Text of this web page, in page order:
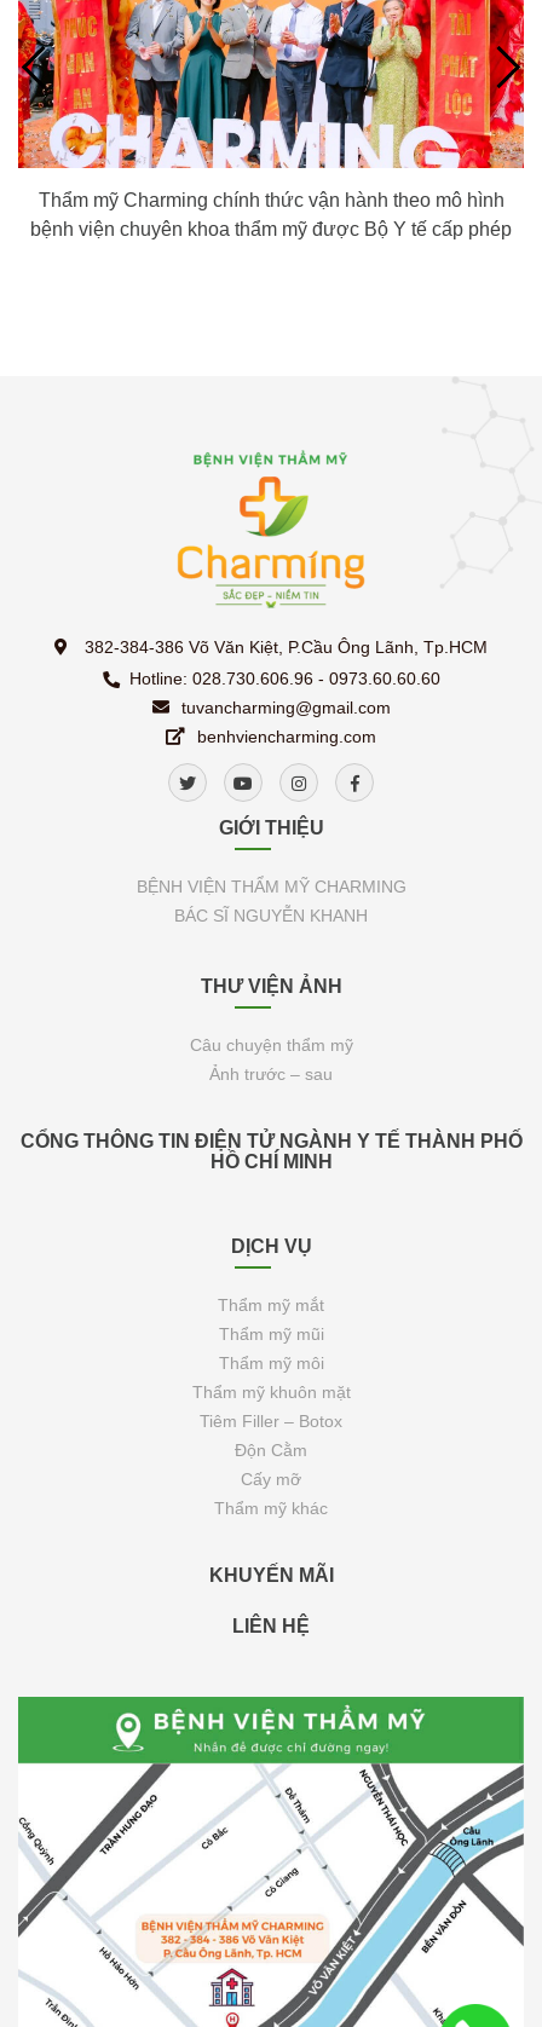
Thẩm mỹ Charming chính thức vận hành theo mô hình
bệnh viện chuyên khoa thẩm mỹ được Bộ Y tế cấp phép
382-384-386 Võ Văn Kiệt, P.Cầu Ông Lãnh, Tp.HCM
Hotline: 028.730.606.96 - 0973.60.60.60
tuvancharming@gmail.com
benhviencharming.com
GIỚI THIỆU
BỆNH VIỆN THẨM MỸ CHARMING
BÁC SĨ NGUYỄN KHANH
THƯ VIỆN ẢNH
Câu chuyện thẩm mỹ
Ảnh trước – sau
CỔNG THÔNG TIN ĐIỆN TỬ NGÀNH Y TẾ THÀNH PHỐ
HỒ CHÍ MINH
DỊCH VỤ
Thẩm mỹ mắt
Thẩm mỹ mũi
Thẩm mỹ môi
Thẩm mỹ khuôn mặt
Tiêm Filler – Botox
Độn Cằm
Cấy mỡ
Thẩm mỹ khác
KHUYẾN MÃI
LIÊN HỆ